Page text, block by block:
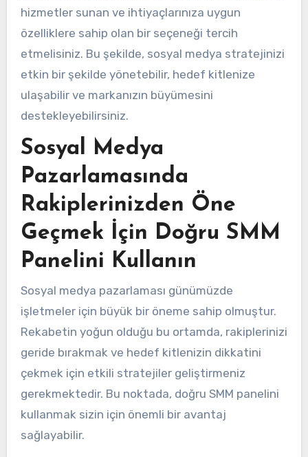
hizmetler sunan ve ihtiyaçlarınıza uygun
özelliklere sahip olan bir seçeneği tercih
etmelisiniz. Bu şekilde, sosyal medya stratejinizi
etkin bir şekilde yönetebilir, hedef kitlenize
ulaşabilir ve markanızın büyümesini
destekleyebilirsiniz.
Sosyal Medya
Pazarlamasında
Rakiplerinizden Öne
Geçmek İçin Doğru SMM
Panelini Kullanın
Sosyal medya pazarlaması günümüzde
işletmeler için büyük bir öneme sahip olmuştur.
Rekabetin yoğun olduğu bu ortamda, rakiplerinizi
geride bırakmak ve hedef kitlenizin dikkatini
çekmek için etkili stratejiler geliştirmeniz
gerekmektedir. Bu noktada, doğru SMM panelini
kullanmak sizin için önemli bir avantaj
sağlayabilir.